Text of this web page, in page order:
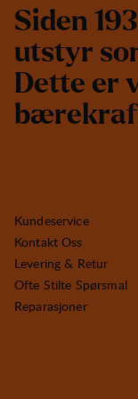
Siden 193
utstyr so
Dette er
bærekraf
Kundeservice
Kontakt Oss
Levering & Retur
Ofte Stilte Spørsmal
Reparasjoner